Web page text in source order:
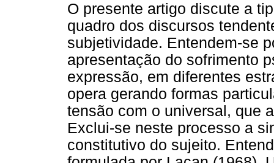
O presente artigo discute a
quadro dos discursos
subjetividade. Entendem-se
apresentação do sofrimento
expressão, em diferentes
opera gerando formas
tensão com o universal, que
Exclui-se neste processo a
constitutivo do sujeito.